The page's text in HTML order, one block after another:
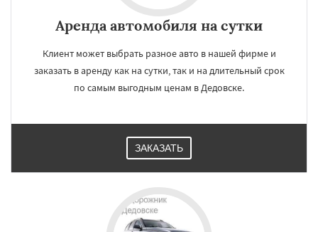
Аренда автомобиля на сутки
Клиент может выбрать разное авто в нашей фирме и
заказать в аренду как на сутки, так и на длительный срок
по самым выгодным ценам в Дедовске.
ЗАКАЗАТЬ